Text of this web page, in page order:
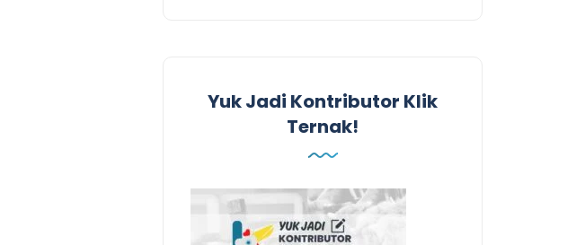
Yuk Jadi Kontributor Klik
Ternak!